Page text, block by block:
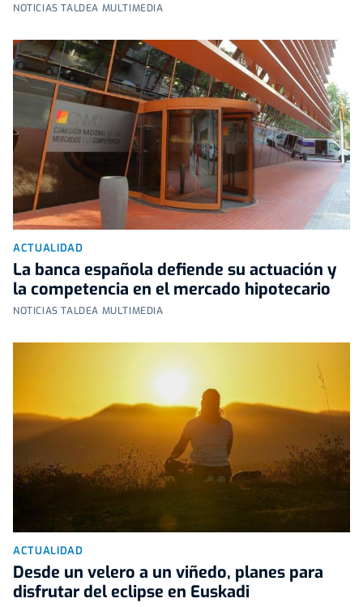
NOTICIAS TALDEA MULTIMEDIA
ACTUALIDAD
La banca española defiende su actuación y
la competencia en el mercado hipotecario
NOTICIAS TALDEA MULTIMEDIA
ACTUALIDAD
Desde un velero a un viñedo, planes para
disfrutar del eclipse en Euskadi